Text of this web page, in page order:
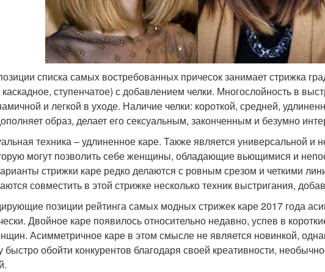
списка самых востребованных причесок занимает стрижка
ступенчатое) с добавлением челки. Многослойность в
и легкой в уходе. Наличие челки: короткой, средней,
образ, делает его сексуальным, законченным и безумно
техника – удлиненное каре. Также является универсальной и
могут позволить себе женщины, обладающие вьющимися и
стрижки каре редко делаются с ровным срезом и четкими
совместить в этой стрижке несколько техник выстригания,
позиции рейтинга самых модных стрижек каре 2017 года
Двойное каре появилось относительно недавно, успев в
Асимметричное каре в этом смысле не является новинкой,
быстро обойти конкурентов благодаря своей креативности,